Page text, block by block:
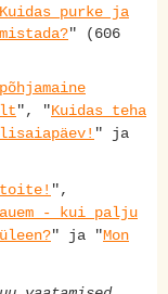
Kuidas purke ja
" (606
", "Kuidas teha
" ja
toite! ",
- kui palju
" ja "Mon